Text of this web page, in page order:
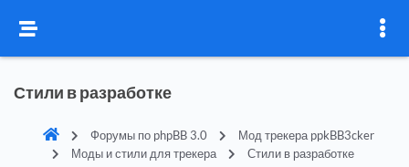
Стили в разработке
Форумы по phpBB 3.0
Мод трекера ppkBB3cker
Моды и стили для трекера
Стили в разработке